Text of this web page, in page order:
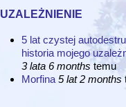
uzależnienie
5 lat czystej
historia mojego
3 lata 6 months temu
Morfina 5 lat 2 months